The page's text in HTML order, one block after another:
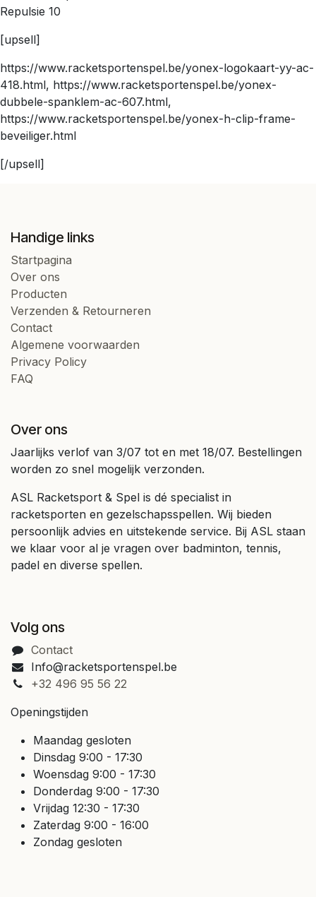
Repulsie 10
[upsell]
https://www.racketsportenspel.be/yonex-logokaart-yy-ac-
418.html, https://www.racketsportenspel.be/yonex-
dubbele-spanklem-ac-607.html,
https://www.racketsportenspel.be/yonex-h-clip-frame-
beveiliger.html
[/upsell]
Handige links
Startpagina
Over ons
Producten
Verzenden & Retourneren
Contact
Algemene voorwaarden
Privacy Policy
FAQ
Over ons
Jaarlijks verlof van 3/07 tot en met 18/07. Bestellingen
worden zo snel mogelijk verzonden.
ASL Racketsport & Spel is dé specialist in
racketsporten en gezelschapsspellen. Wij bieden
persoonlijk advies en uitstekende service. Bij ASL staan
we klaar voor al je vragen over badminton, tennis,
padel en diverse spellen.
Volg ons
Contact
Info@racketsportenspel.be
+32 496 95 56 22
Openingstijden
Maandag gesloten
Dinsdag 9:00 - 17:30
Woensdag 9:00 - 17:30
Donderdag 9:00 - 17:30
Vrijdag 12:30 - 17:30
Zaterdag 9:00 - 16:00
Zondag gesloten